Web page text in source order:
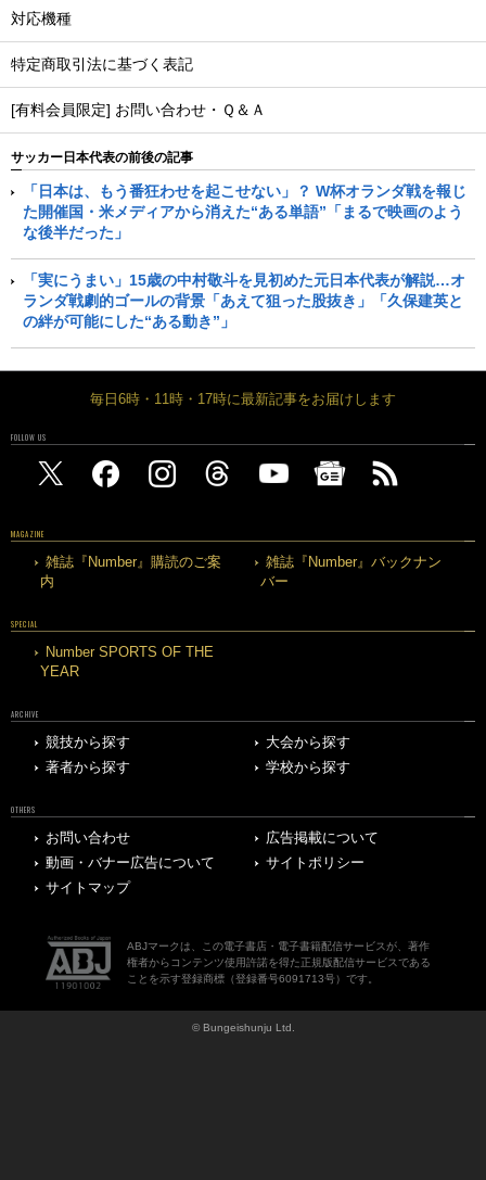
対応機種
特定商取引法に基づく表記
[有料会員限定] お問い合わせ・Ｑ＆Ａ
サッカー日本代表の前後の記事
「日本は、もう番狂わせを起こせない」？ W杯オランダ戦を報じ
た開催国・米メディアから消えた“ある単語”「まるで映画のよう
な後半だった」
「実にうまい」15歳の中村敬斗を見初めた元日本代表が解説…オ
ランダ戦劇的ゴールの背景「あえて狙った股抜き」「久保建英と
の絆が可能にした“ある動き”」
毎日6時・11時・17時に最新記事をお届けします
FOLLOW US
MAGAZINE
雑誌『Number』購読のご案
内
雑誌『Number』バックナン
バー
SPECIAL
Number SPORTS OF THE
YEAR
ARCHIVE
競技から探す
大会から探す
著者から探す
学校から探す
OTHERS
お問い合わせ
広告掲載について
動画・バナー広告について
サイトポリシー
サイトマップ
ABJマークは、この電子書店・電子書籍配信サービスが、著作
権者からコンテンツ使用許諾を得た正規版配信サービスである
ことを示す登録商標（登録番号6091713号）です。
© Bungeishunju Ltd.